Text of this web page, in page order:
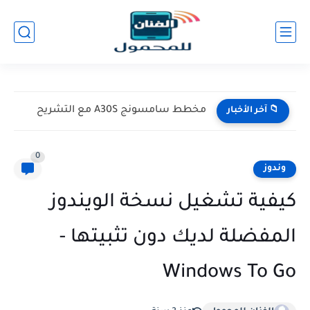
📁 آخر الأخبار مخطط سامسونج A30S مع التشريح
وندوز
0
كيفية تشغيل نسخة الويندوز
المفضلة لديك دون تثبيتها -
Windows To Go